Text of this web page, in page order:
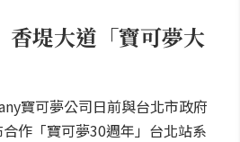
堤大道「寶可夢大
寶可夢公司日前與台北市政府
作「寶可夢30週年」台北站系